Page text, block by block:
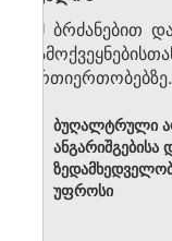
ამ ბრძანებით
ურთიერთობებზე.
ბუღალტრული
ანგარიშგებისა
უფროსი